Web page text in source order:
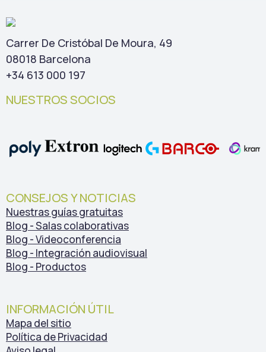
Carrer De Cristóbal De Moura, 49
08018 Barcelona
+34 613 000 197
NUESTROS SOCIOS
CONSEJOS Y NOTICIAS
Nuestras guías gratuitas
Blog - Salas colaborativas
Blog - Videoconferencia
Blog - Integración audiovisual
Blog - Productos
INFORMACIÓN ÚTIL
Mapa del sitio
Política de Privacidad